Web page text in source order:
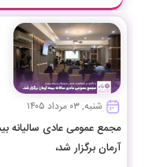
شنبه, ۰۳ مرداد ۱۴۰۵
مجمع عمومی عادی سالیانه
آرمان برگزار شد،